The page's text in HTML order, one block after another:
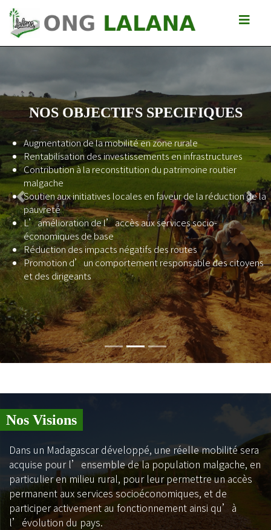
NOS OBJECTIFS SPECIFIQUES
Augmentation de la mobilité en zone rurale
Rentabilisation des investissements en infrastructures
Contribution à la reconstitution du patrimoine routier
malgache
Soutien aux initiatives locales en faveur de la réduction de la
pauvreté
L’amélioration de l’accès aux services socio-
économiques de base
Réduction des impacts négatifs des routes
Promotion d’un comportement responsable des citoyens
et des dirigeants
Previous Next
Nos Visions
Dans un Madagascar développé, une réelle mobilité sera
acquise pour l’ensemble de la population malgache, en
particulier en milieu rural, pour leur permettre un accès
permanent aux services socioéconomiques, et de
participer activement au fonctionnement ainsi qu’à
l’évolution du pays.